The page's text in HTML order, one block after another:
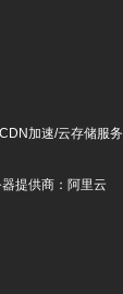
加速/云存储服务
器提供商：阿里云